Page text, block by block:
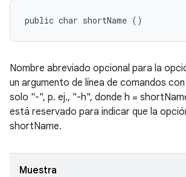
public char shortName ()
Nombre abreviado opcional para la
un argumento de línea de comandos
solo "-", p. ej., "-h", donde h =
está reservado para indicar que la
shortName.
Muestra